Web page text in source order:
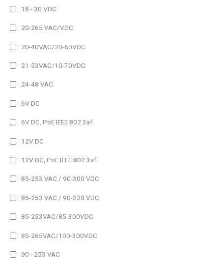
RS485
USB
Relé
Grabación Datos
Harmónicos
Medida Temperatura
Temperatura
CO2
18 - 30 VDC
20-265 VAC/VDC
20-40VAC/20-60VDC
21-53VAC/10-70VDC
24-48 VAC
6V DC
6V DC, PoE IEEE 802.3af
12V DC
12V DC, PoE IEEE 802.3af
85-253 VAC / 90-300 VDC
85-253 VAC / 90-320 VDC
85-253VAC/85-300VDC
85-265VAC/100-300VDC
90 - 253 VAC